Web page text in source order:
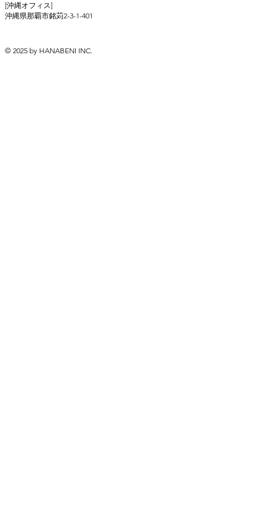
[沖縄オフィス]
​沖縄県那覇市銘苅2-3-1-401
© 2025 by HANABENI INC.